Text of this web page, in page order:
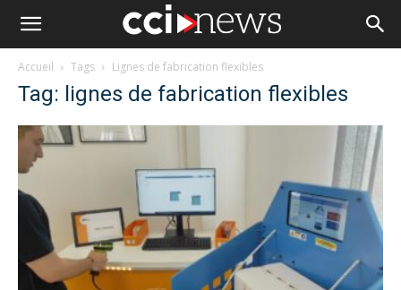
Accueil Tags Lignes de fabrication flexibles
Tag: lignes de fabrication flexibles